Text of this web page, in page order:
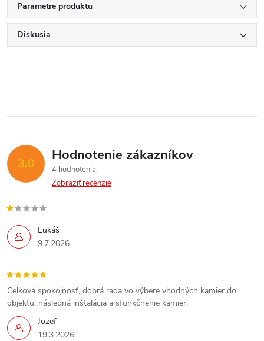
Parametre produktu
Diskusia
3,0 Hodnotenie zákazníkov
4 hodnotenia
Zobraziť recenzie
Lukáš
9.7.2026
Jozef
19.3.2026
Celková spokojnosť, dobrá rada vo výbere vhodných kamier do
objektu, následná inštalácia a sfunkčnenie kamier.